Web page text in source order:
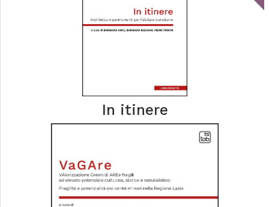
In itinere